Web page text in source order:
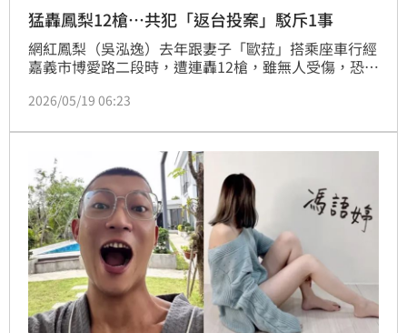
猛轟鳳梨12槍…共犯「返台投案」駁斥1事
網紅鳳梨（吳泓逸）去年跟妻子「歐菈」搭乘座車行經
嘉義市博愛路二段時，遭連轟12槍，雖無人受傷，恐嚇
為共犯的陳冠璋，案發後出境馬來西亞，日前跟警方聯
檢警預計今天（19日）將人解送歸案。
2026/05/19 06:23